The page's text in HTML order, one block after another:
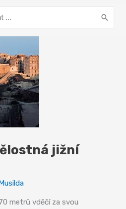
jižní
metrů vděčí za svou